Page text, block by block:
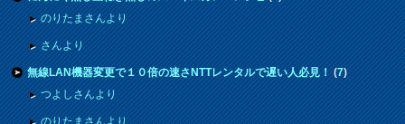
のりたまさんより
さんより
無線LAN機器変更で１０倍の速さNTTレンタルで遅い人必見！(7)
つよしさんより
のりたまさんより